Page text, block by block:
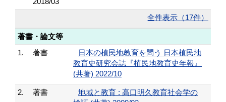
全件表示（17件）
著書・論文等
1.
著書
日本の植民地教育を問う 日本植民地
教育史研究会誌『植民地教育史年報』
(共著) 2022/10
2. 著書
地域と教育 : 高口明久教育社会学の